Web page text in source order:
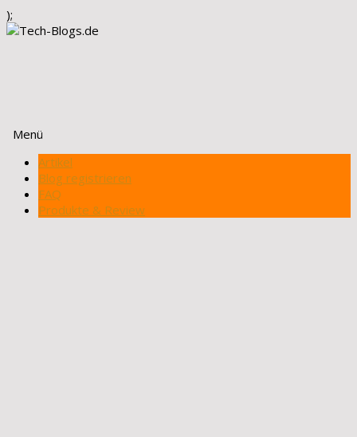
);
Menü
Zum
Inhalt
springen
Artikel
Blog registrieren
FAQ
Produkte & Review